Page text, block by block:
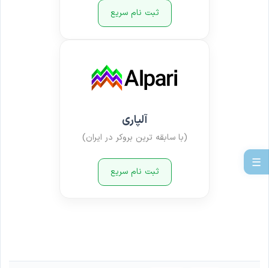
☰
ثبت نام سریع
آلپاری
(با سابقه ترین بروکر در ایران)
ثبت نام سریع